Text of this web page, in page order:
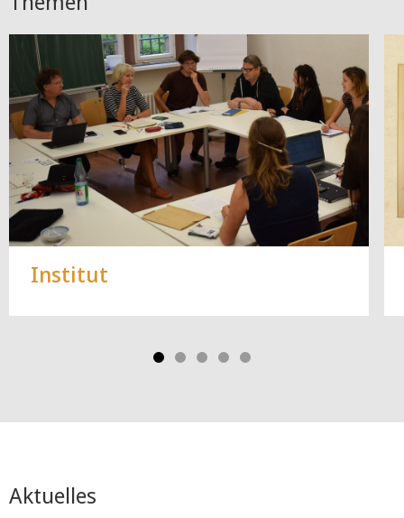
Institut
Aktuelles